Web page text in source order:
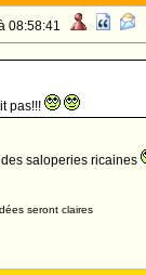
08:58:41
pas!!!
saloperies ricaines
seront claires